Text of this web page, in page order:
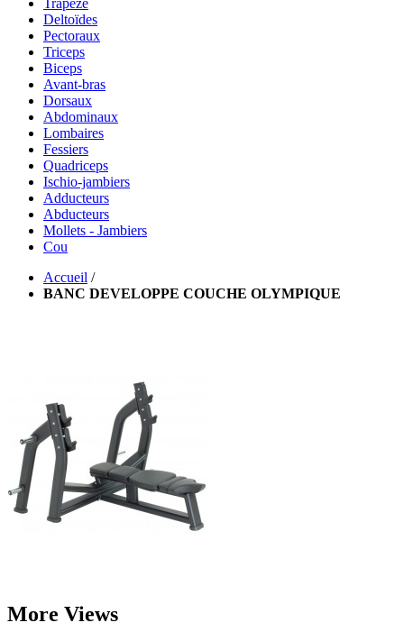
Deltoïdes
Pectoraux
Triceps
Biceps
Avant-bras
Dorsaux
Abdominaux
Lombaires
Fessiers
Quadriceps
Ischio-jambiers
Adducteurs
Abducteurs
Mollets - Jambiers
Cou
Accueil /
BANC DEVELOPPE COUCHE OLYMPIQUE
More Views